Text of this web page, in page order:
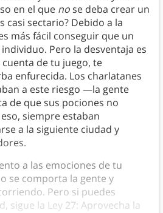
en el que nose deba crear un
casi sectario? Debido a la
más fácil conseguir que un
Pero la desventaja es
de tu juego, te
enfurecida. Los charlatanes
a este riesgo —la gente
de que sus pociones no
siempre estaban
a la siguiente ciudad y
a las emociones de tu
se comporta la gente y
Pero si puedes
sigue la Ley 27: Aprovecha la